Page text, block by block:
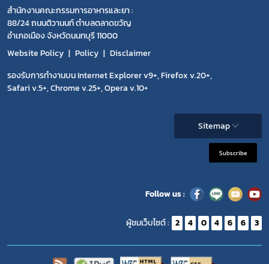
สำนักงานคณะกรรมการอาหารและยา :
88/24 ถนนติวานนท์ ตำบลตลาดขวัญ
อำเภอเมือง จังหวัดนนทบุรี 11000
Website Policy
Policy
Disclaimer
รองรับการทำงานบน Internet Explorer v9+, Firefox v.20+,
Safari v.5+, Chrome v.25+, Opera v.10+
Sitemap
Subscribe
Follow us :
ผู้ชมเว็บไซต์ : 2 4 0 4 6 6 3
สมุนไพรใหม่